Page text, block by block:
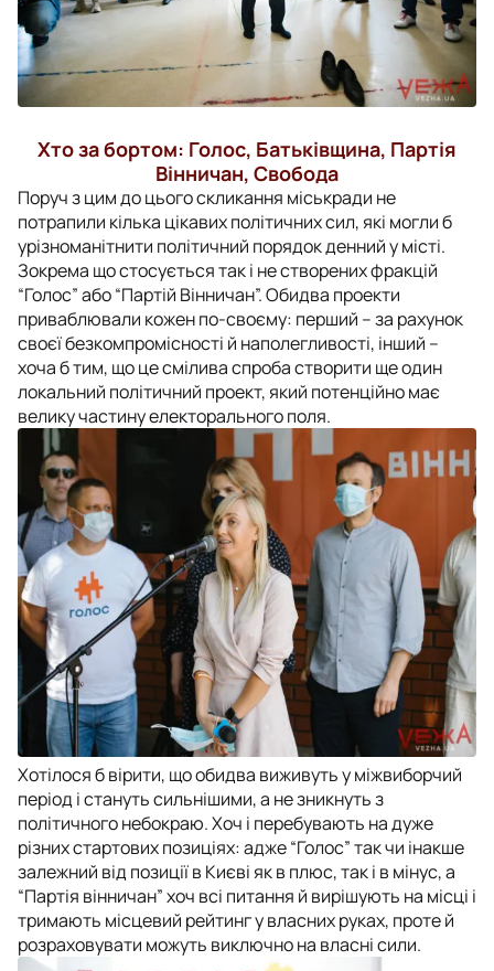
Хто за бортом: Голос, Батьківщина, Партія
Вінничан, Свобода
Поруч з цим до цього скликання міськради не
потрапили кілька цікавих політичних сил, які могли б
урізноманітнити політичний порядок денний у місті.
Зокрема що стосується так і не створених фракцій
“Голос” або “Партій Вінничан”. Обидва проекти
приваблювали кожен по-своєму: перший – за рахунок
своєї безкомпромісності й наполегливості, інший –
хоча б тим, що це смілива спроба створити ще один
локальний політичний проект, який потенційно має
велику частину електорального поля.
Хотілося б вірити, що обидва виживуть у міжвиборчий
період і стануть сильнішими, а не зникнуть з
політичного небокраю. Хоч і перебувають на дуже
різних стартових позиціях: адже “Голос” так чи інакше
залежний від позиції в Києві як в плюс, так і в мінус, а
“Партія вінничан” хоч всі питання й вирішують на місці і
тримають місцевий рейтинг у власних руках, проте й
розраховувати можуть виключно на власні сили.